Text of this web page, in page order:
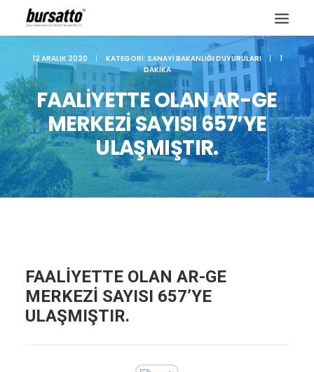
Site içi arama
12 ARALIK 2020 | KATEGORI: SANAYI BAKANLIĞI DUYURULARI |
1
DAKIKA
FAALİYETTE OLAN AR-GE
MERKEZİ SAYISI 657’YE
ULAŞMIŞTIR.
FAALİYETTE OLAN AR-GE
MERKEZİ SAYISI 657’YE
ULAŞMIŞTIR.